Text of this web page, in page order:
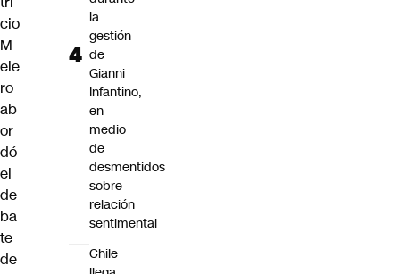
cio
M
ele
ro
ab
or
dó
el
de
ba
te
de
la
gestión
de
Gianni
Infantino,
en
medio
de
desmentidos
sobre
relación
sentimental
Chile